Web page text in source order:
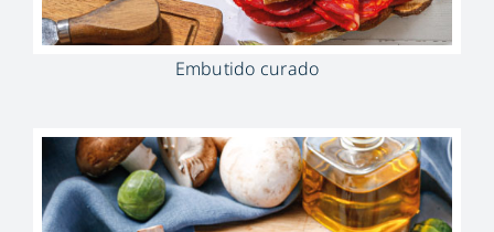
Embutido curado